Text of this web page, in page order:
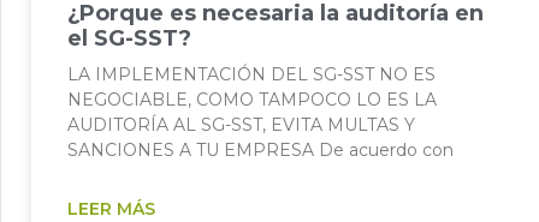
¿Porque es necesaria la auditoría en
el SG-SST?
LA IMPLEMENTACIÓN DEL SG-SST NO ES
NEGOCIABLE, COMO TAMPOCO LO ES LA
AUDITORÍA AL SG-SST, EVITA MULTAS Y
SANCIONES A TU EMPRESA De acuerdo con
LEER MÁS